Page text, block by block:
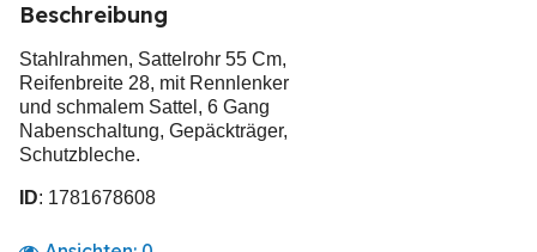
Beschreibung
Stahlrahmen, Sattelrohr 55 Cm,
Reifenbreite 28, mit Rennlenker
und schmalem Sattel, 6 Gang
Nabenschaltung, Gepäckträger,
Schutzbleche.
ID: 1781678608